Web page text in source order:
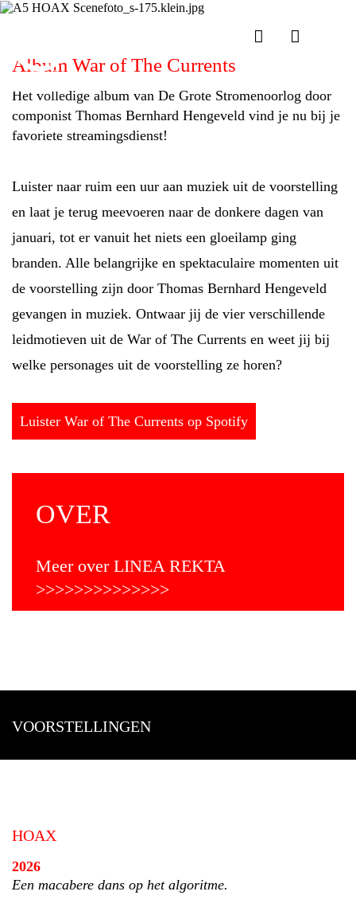
Album War of The Currents
Het volledige album van De Grote Stromenoorlog door
componist Thomas Bernhard Hengeveld vind je nu bij je
favoriete streamingsdienst!
Luister naar ruim een uur aan muziek uit de voorstelling
en laat je terug meevoeren naar de donkere dagen van
januari, tot er vanuit het niets een gloeilamp ging
branden. Alle belangrijke en spektaculaire momenten uit
de voorstelling zijn door Thomas Bernhard Hengeveld
gevangen in muziek. Ontwaar jij de vier verschillende
leidmotieven uit de War of The Currents en weet jij bij
welke personages uit de voorstelling ze horen?
Luister War of The Currents op Spotify
OVER
Meer over LINEA REKTA
VOORSTELLINGEN
HOAX
2026
Een macabere dans op het algoritme.